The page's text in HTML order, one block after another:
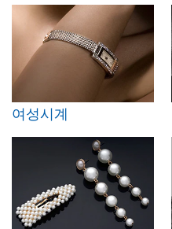
여성시계